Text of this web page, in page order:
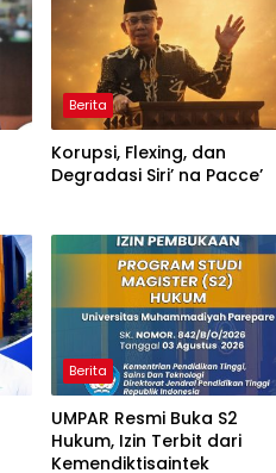
Berita
Korupsi, Flexing, dan
Degradasi Siri’ na Pacce’
Berita
UMPAR Resmi Buka S2
Hukum, Izin Terbit dari
Kemendiktisaintek